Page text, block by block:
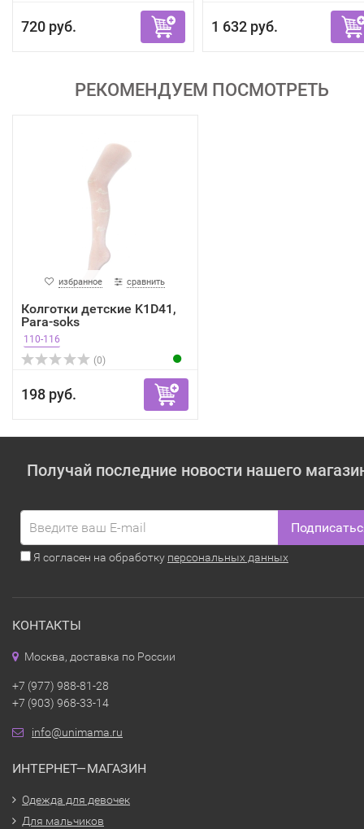
720 руб. 1 632 руб.
РЕКОМЕНДУЕМ ПОСМОТРЕТЬ
избранное сравнить
Колготки детские K1D41,
Para-soks
110-116
(0)
198 руб.
Получай последние новости нашего
Я согласен на обработку персональных данных
КОНТАКТЫ
Москва, доставка по России
+7 (977) 988-81-28
+7 (903) 968-33-14
info@unimama.ru
ИНТЕРНЕТ—МАГАЗИН
Одежда для девочек
Для мальчиков